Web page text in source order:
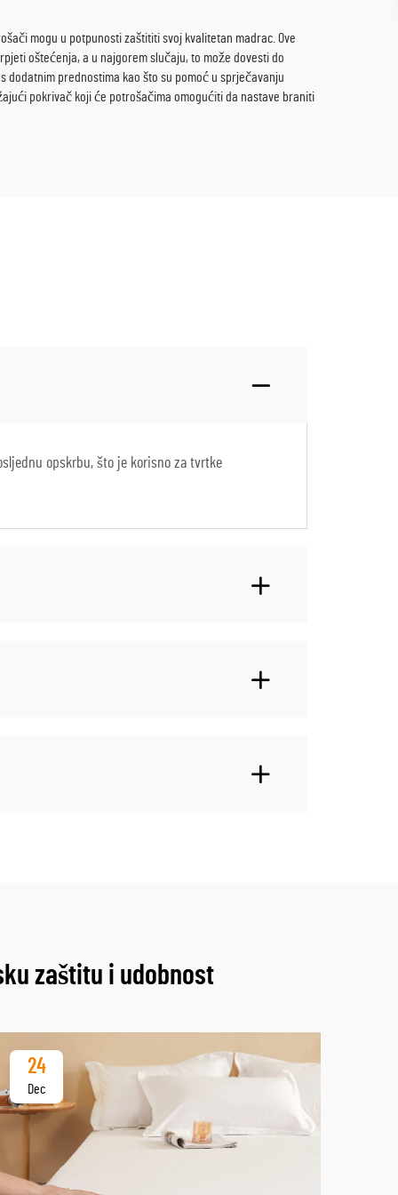
mogu u potpunosti zaštititi svoj kvalitetan madrac. Ove
oštećenja, a u najgorem slučaju, to može dovesti do
dodatnim prednostima kao što su pomoć u sprječavanju
pokrivač koji će potrošačima omogućiti da nastave braniti
opskrbu, što je korisno za tvrtke
zaštitu i udobnost
24
Dec